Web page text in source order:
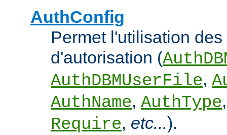
AuthConfig
Permet l'utilisation
d'autorisation (
AuthDBMUserFile,
AuthName, AuthType
Require, etc...).